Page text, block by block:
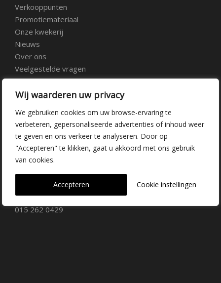
Wij waarderen uw privacy
We gebruiken cookies om uw browse-ervaring te
verbeteren, gepersonaliseerde advertenties of inhoud weer
te geven en ons verkeer te analyseren. Door op
"Accepteren" te klikken, gaat u akkoord met ons gebruik
van cookies.
Cookie instellingen
Accepteren
Verkooppunten
Promotiemateriaal
Onze kwekerij
Nieuws
Over ons
Veelgestelde vragen
Vacatures
Contact
Kwekerij Delfgauw
Vrederustlaan 10
2645 AW Delfgauw
info@dehoogorchids.com
015 262 0429